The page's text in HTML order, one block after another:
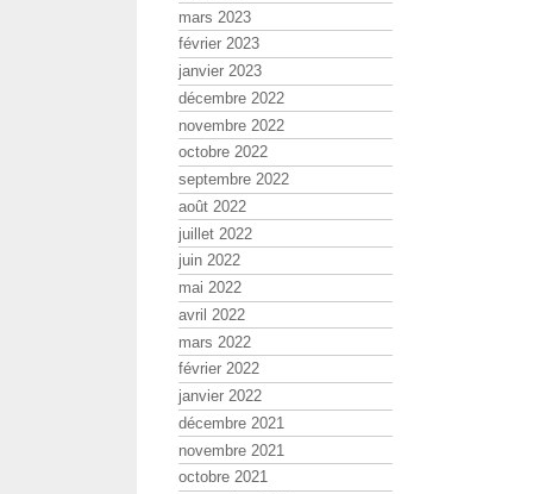
mars 2023
février 2023
janvier 2023
décembre 2022
novembre 2022
octobre 2022
septembre 2022
août 2022
juillet 2022
juin 2022
mai 2022
avril 2022
mars 2022
février 2022
janvier 2022
décembre 2021
novembre 2021
octobre 2021